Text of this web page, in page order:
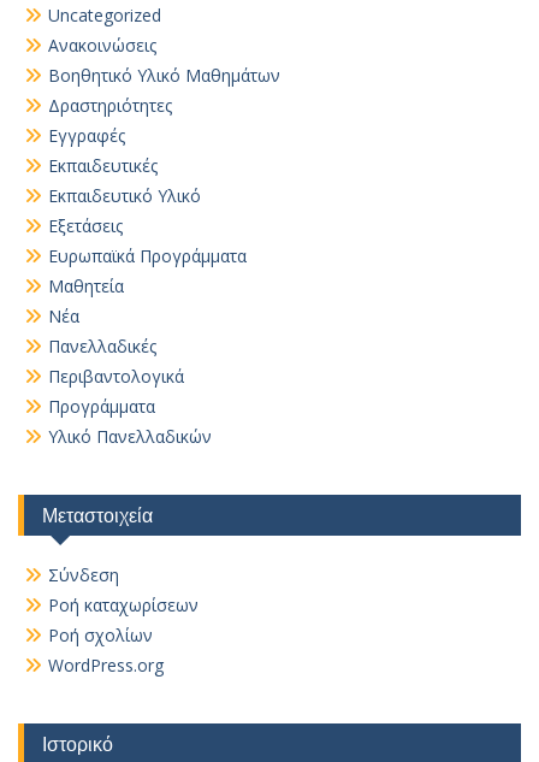
Uncategorized
Ανακοινώσεις
Βοηθητικό Yλικό Mαθημάτων
Δραστηριότητες
Εγγραφές
Εκπαιδευτικές
Εκπαιδευτικό Υλικό
Εξετάσεις
Ευρωπαϊκά Προγράμματα
Μαθητεία
Νέα
Πανελλαδικές
Περιβαντολογικά
Προγράμματα
Υλικό Πανελλαδικών
Μεταστοιχεία
Σύνδεση
Ροή καταχωρίσεων
Ροή σχολίων
WordPress.org
Ιστορικό